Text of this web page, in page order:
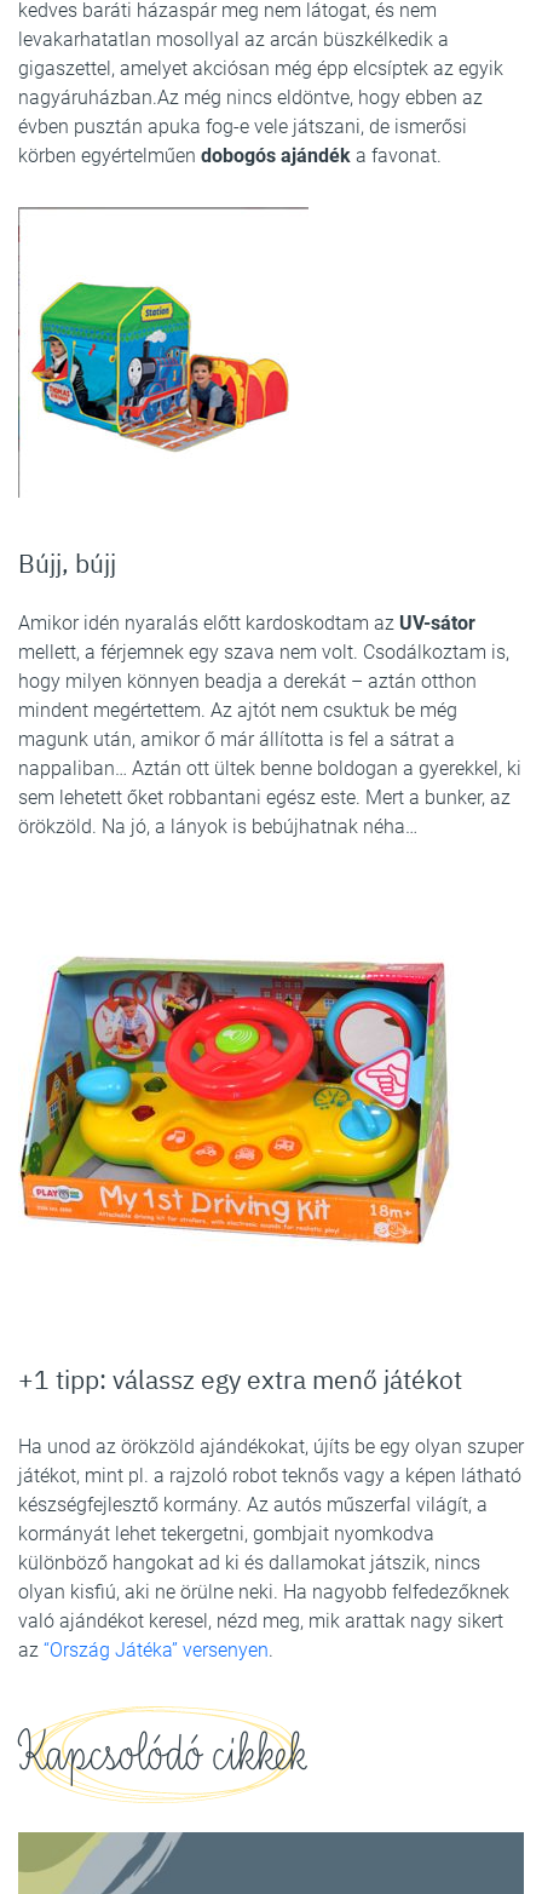
kedves baráti házaspár meg nem látogat, és nem
levakarhatatlan mosollyal az arcán büszkélkedik a
gigaszettel, amelyet akciósan még épp elcsíptek az egyik
nagyáruházban.Az még nincs eldöntve, hogy ebben az
évben pusztán apuka fog-e vele játszani, de ismerősi
körben egyértelműen dobogós ajándék a favonat.
Bújj, bújj
Amikor idén nyaralás előtt kardoskodtam az UV-sátor
mellett, a férjemnek egy szava nem volt. Csodálkoztam is,
hogy milyen könnyen beadja a derekát – aztán otthon
mindent megértettem. Az ajtót nem csuktuk be még
magunk után, amikor ő már állította is fel a sátrat a
nappaliban… Aztán ott ültek benne boldogan a gyerekkel, ki
sem lehetett őket robbantani egész este. Mert a bunker, az
örökzöld. Na jó, a lányok is bebújhatnak néha…
+1 tipp: válassz egy extra menő játékot
Ha unod az örökzöld ajándékokat, újíts be egy olyan szuper
játékot, mint pl. a rajzoló robot teknős vagy a képen látható
készségfejlesztő kormány. Az autós műszerfal világít, a
kormányát lehet tekergetni, gombjait nyomkodva
különböző hangokat ad ki és dallamokat játszik, nincs
olyan kisfiú, aki ne örülne neki. Ha nagyobb felfedezőknek
való ajándékot keresel, nézd meg, mik arattak nagy sikert
az “Ország Játéka” versenyen.
Kapcsolódó cikkek